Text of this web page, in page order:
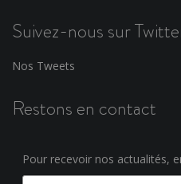
Suivez-nous sur
Nos Tweets
Restons en contact
Pour recevoir nos actualités,